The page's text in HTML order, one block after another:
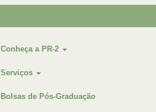
Conheça a PR-2
Serviços
Bolsas de Pós-Graduação